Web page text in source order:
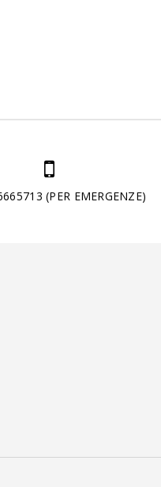
(PER EMERGENZE)